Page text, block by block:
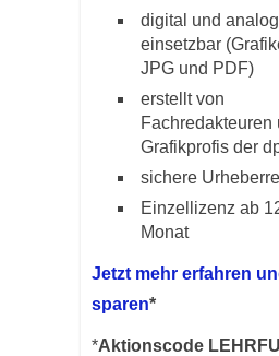
digital und analog
einsetzbar
JPG und PDF)
erstellt von
Fachredakteuren
Grafikprofis der
sichere
Einzellizenz ab
Monat
Jetzt mehr erfahren
sparen*
*Aktionscode